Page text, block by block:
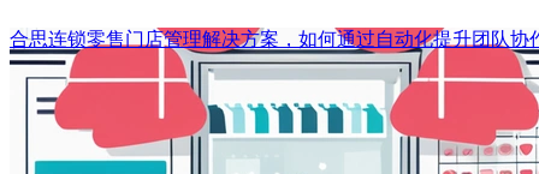
合思连锁零售门店管理解决方案，如何通过自动化提升团队协